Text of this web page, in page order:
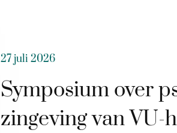
27 juli 2026
Symposium over
zingeving van VU-